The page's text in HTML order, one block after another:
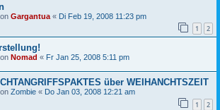
Gargantua « Di Feb 19, 2008 11:23 pm
1 2
Nomad « Fr Jan 25, 2008 5:11 pm
über WEIHANCHTSZEIT
Zombie « Do Jan 03, 2008 12:21 am
1 2